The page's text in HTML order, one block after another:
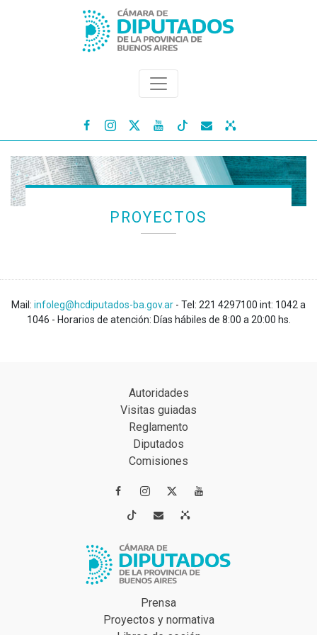
   
PROYECTOS
Mail: infoleg@hcdiputados-ba.gov.ar - Tel: 221 4297100 int: 1042 a
1046 - Horarios de atención: Días hábiles de 8:00 a 20:00 hs.
Autoridades
Visitas guiadas
Reglamento
Diputados
Comisiones
 
 
Prensa
Proyectos y normativa